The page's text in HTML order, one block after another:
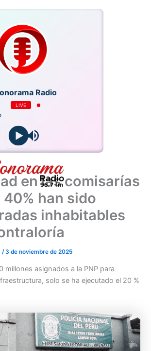
Radio
LIVE
en las comisarías
40% han sido
inhabitables
/3 de noviembre de 2025
millones asignados a la PNP para
solo se ha ejecutado el 20 %